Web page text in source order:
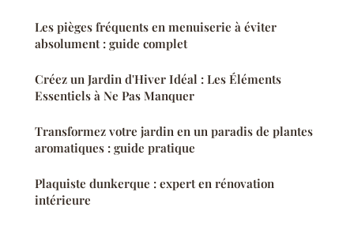
Les pièges fréquents en menuiserie à éviter
absolument : guide complet
Créez un Jardin d'Hiver Idéal : Les Éléments
Essentiels à Ne Pas Manquer
Transformez votre jardin en un paradis de plantes
aromatiques : guide pratique
Plaquiste dunkerque : expert en rénovation
intérieure